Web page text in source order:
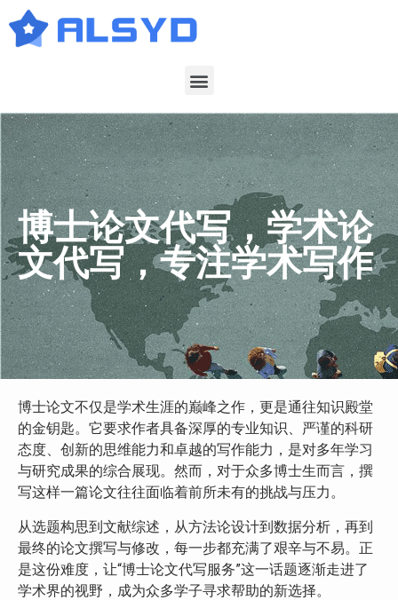
博士论文代写，学术论
文代写，专注学术写作
博士论文不仅是学术生涯的巅峰之作，更是通往知识殿堂
的金钥匙。它要求作者具备深厚的专业知识、严谨的科研
态度、创新的思维能力和卓越的写作能力，是对多年学习
与研究成果的综合展现。然而，对于众多博士生而言，撰
写这样一篇论文往往面临着前所未有的挑战与压力。
从选题构思到文献综述，从方法论设计到数据分析，再到
最终的论文撰写与修改，每一步都充满了艰辛与不易。正
是这份难度，让“博士论文代写服务”这一话题逐渐走进了
学术界的视野，成为众多学子寻求帮助的新选择。